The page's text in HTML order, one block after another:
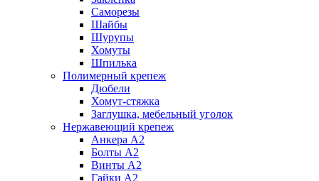
Саморезы
Шайбы
Шурупы
Хомуты
Шпилька
Полимерный крепеж
Дюбели
Хомут-стяжка
Заглушка, мебельный уголок
Нержавеющий крепеж
Анкера А2
Болты А2
Винты А2
Гайки А2